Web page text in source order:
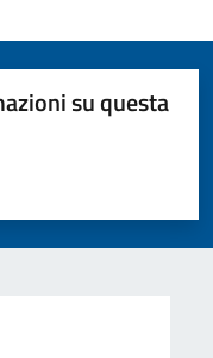
su questa